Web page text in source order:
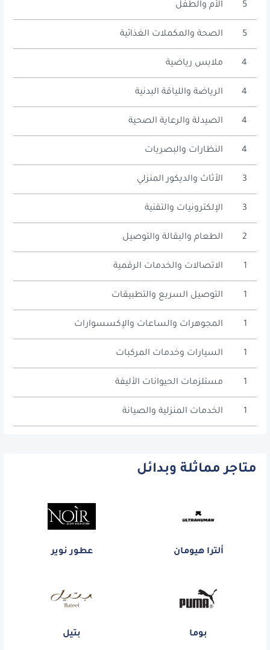
الأم والطفل 5
الصحة والمكملات الغذائية 5
ملابس رياضية 4
الرياضة واللياقة البدنية 4
الصيدلة والرعاية الصحية 4
النظارات والبصريات 4
الأثاث والديكور المنزلي 3
الإلكترونيات والتقنية 3
الطعام والبقالة والتوصيل 2
الاتصالات والخدمات الرقمية
التوصيل السريع والتطبيقات
المجوهرات والساعات والإكسسوارات
السيارات وخدمات المركبات
مستلزمات الحيوانات الأليفة
الخدمات المنزلية والصيانة
متاجر مماثلة وبدائل
ألترا هيومان عطور نوير
بوما بتيل